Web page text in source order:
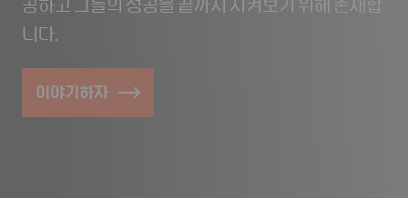
공하고 그들의 성공을 끝까지 지켜보기 위해 존재합
니다.
이야기하자